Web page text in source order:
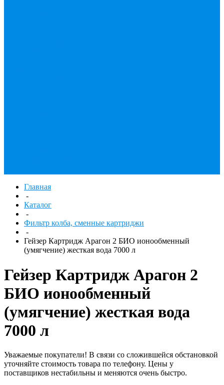
Главная
-
Каталог
-
Фильтр колба, сменные картриджи
-
Гейзер Картридж Арагон 2 БИО ионообменный
(умягчение) жесткая вода 7000 л
Гейзер Картридж Арагон 2
БИО ионообменный
(умягчение) жесткая вода
7000 л
Уважаемые покупатели! В связи со сложившейся обстановкой
уточняйте стоимость товара по телефону. Цены у
поставщиков нестабильны и меняются очень быстро.